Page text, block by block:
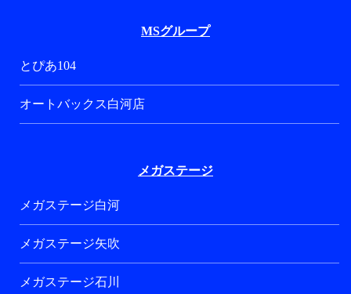
MSグループ
とぴあ104
オートバックス白河店
メガステージ
メガステージ白河
メガステージ矢吹
メガステージ石川